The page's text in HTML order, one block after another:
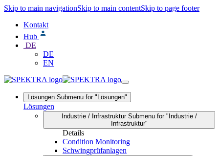
Skip to main navigationSkip to main contentSkip to page footer
Kontakt
Hub
DE
DE
EN
Lösungen Submenu for "Lösungen"
Lösungen
Industrie / Infrastruktur Submenu for "Industrie /
Infrastruktur"
Details
Condition Monitoring
Schwingprüfanlagen